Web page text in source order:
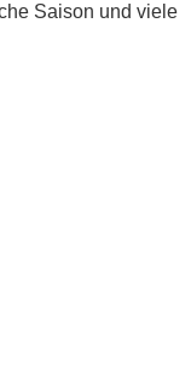
Saison und viele